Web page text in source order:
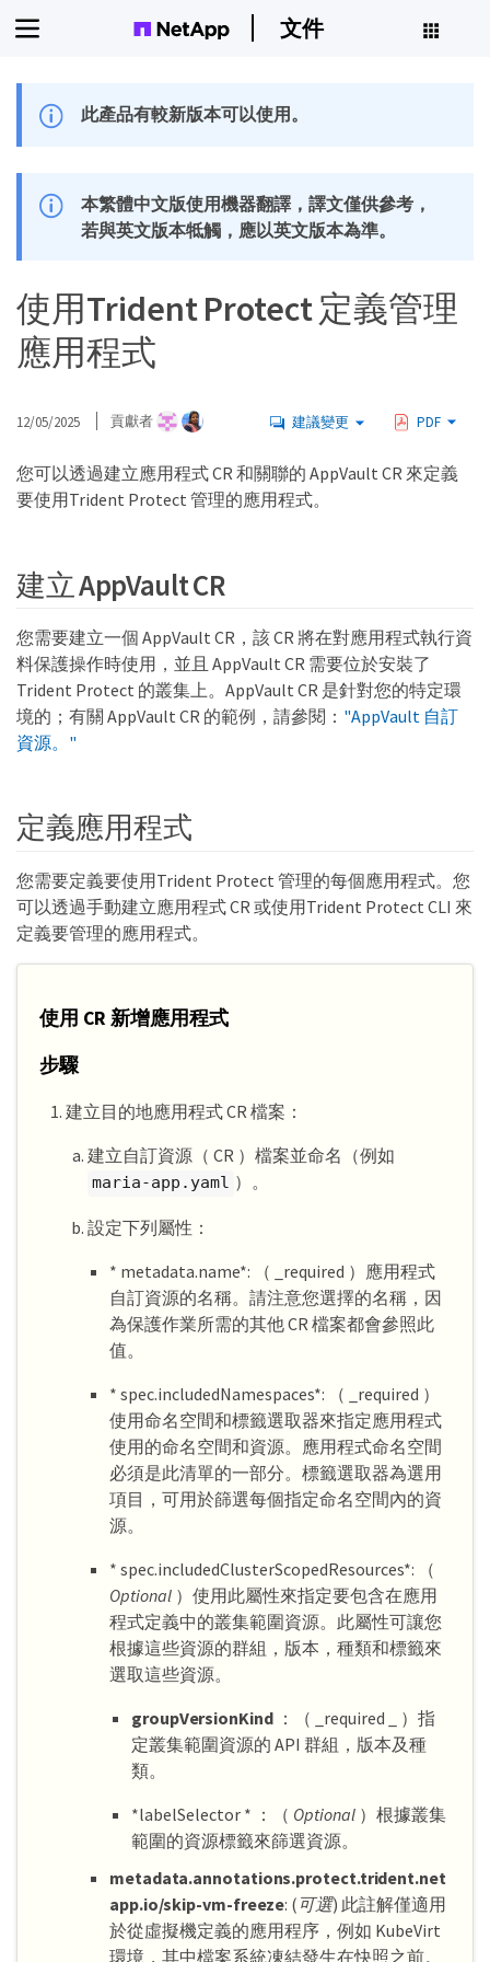
文件
此產品有較新版本可以使用。
本繁體中文版使用機器翻譯，譯文僅供參考，
若與英文版本牴觸，應以英文版本為準。
使用Trident Protect 定義管理
應用程式
12/05/2025 貢獻者 建議變更 PDF
您可以透過建立應用程式 CR 和關聯的 AppVault CR 來定義
要使用Trident Protect 管理的應用程式。
建立 AppVault CR
您需要建立一個 AppVault CR，該 CR 將在對應用程式執行資
料保護操作時使用，並且 AppVault CR 需要位於安裝了
Trident Protect 的叢集上。AppVault CR 是針對您的特定環
境的；有關 AppVault CR 的範例，請參閱： "AppVault 自訂
資源。"
定義應用程式
您需要定義要使用Trident Protect 管理的每個應用程式。您
可以透過手動建立應用程式 CR 或使用Trident Protect CLI 來
定義要管理的應用程式。
使用 CR 新增應用程式
步驟
建立目的地應用程式 CR 檔案：
建立自訂資源（ CR ）檔案並命名（例如
maria-app.yaml ）。
設定下列屬性：
* metadata.name*: （ _required ）應用程式
自訂資源的名稱。請注意您選擇的名稱，因
為保護作業所需的其他 CR 檔案都會參照此
值。
* spec.includedNamespaces*: （ _required ）
使用命名空間和標籤選取器來指定應用程式
使用的命名空間和資源。應用程式命名空間
必須是此清單的一部分。標籤選取器為選用
項目，可用於篩選每個指定命名空間內的資
源。
* spec.includedClusterScopedResources*: （
Optional ）使用此屬性來指定要包含在應用
程式定義中的叢集範圍資源。此屬性可讓您
根據這些資源的群組，版本，種類和標籤來
選取這些資源。
groupVersionKind：（ _required _ ）指
定叢集範圍資源的 API 群組，版本及種
類。
*labelSelector * ：（ Optional ）根據叢集
範圍的資源標籤來篩選資源。
metadata.annotations.protect.trident.net
app.io/skip-vm-freeze: ( 可選) 此註解僅適用
於從虛擬機定義的應用程序，例如 KubeVirt
環境，其中檔案系統凍結發生在快照之前。